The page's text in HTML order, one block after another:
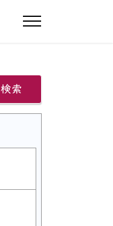
ナビゲーショ
検索